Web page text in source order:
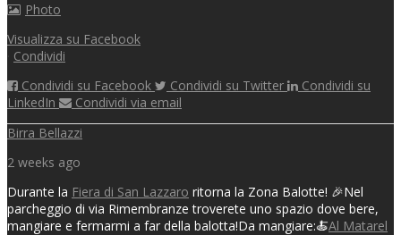
Photo
Visualizza su Facebook
Condividi
Condividi su Facebook
Condividi su Twitter
Condividi su
LinkedIn
Condividi via email
Birra Bellazzi
2 weeks ago
Durante la Fiera di San Lazzaro ritorna la Zona Balotte! 🎉Nel
parcheggio di via Rimembranze troverete uno spazio dove bere,
mangiare e fermarmi a far della balotta!Da mangiare:🍝Al Matarel